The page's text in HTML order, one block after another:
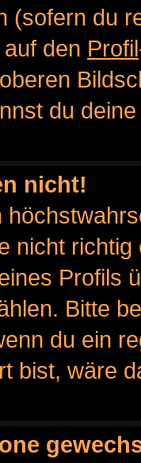
(sofern du
den Profil
du
nicht!
nicht
Profils
Bitte
du ein
bist, wäre